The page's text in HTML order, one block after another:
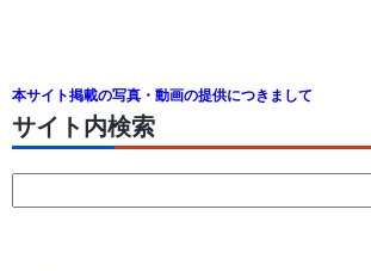
本サイト掲載の写真・動画の提供につきまして
サイト内検索